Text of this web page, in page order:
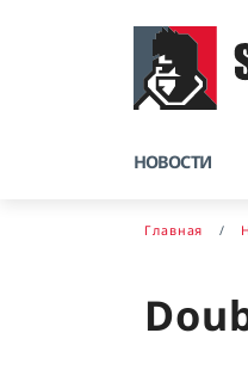
НОВОСТИ
Главная